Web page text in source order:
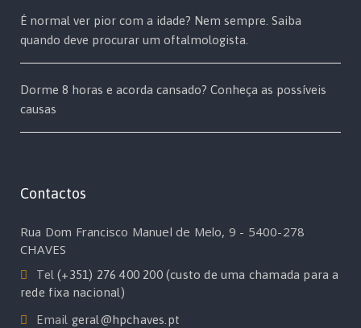
É normal ver pior com a idade? Nem sempre. Saiba
quando deve procurar um oftalmologista.
Dorme 8 horas e acorda cansado? Conheça as possíveis
causas
Contactos
Rua Dom Francisco Manuel de Melo, 9 - 5400-278
CHAVES
Tel(+351) 276 400 200 (custo de uma chamada para a
rede fixa nacional)
Email geral@hpchaves.pt